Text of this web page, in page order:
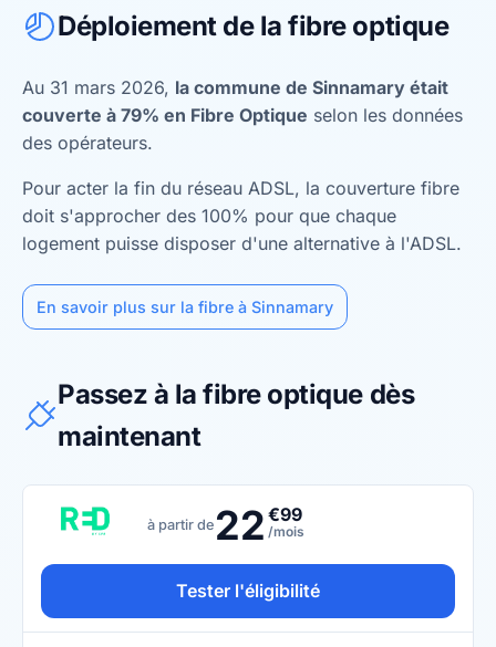
Déploiement de la fibre optique
Au 31 mars 2026, la commune de Sinnamary était
couverte à 79% en Fibre Optique selon les données
des opérateurs.
Pour acter la fin du réseau ADSL, la couverture fibre
doit s'approcher des 100% pour que chaque
logement puisse disposer d'une alternative à l'ADSL.
En savoir plus sur la fibre à Sinnamary
Passez à la fibre optique dès
maintenant
à partir de 22 €99
/mois
Tester l'éligibilité